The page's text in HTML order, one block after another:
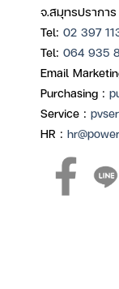
จ.สมุทรปรากา
Tel: 02 397
Tel: 064 935
Email
Purchasing :
Service :
HR :